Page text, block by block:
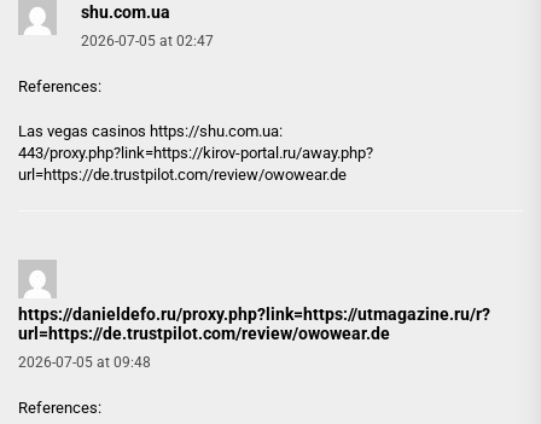
shu.com.ua
2026-07-05 at 02:47
References:
Las vegas casinos https://shu.com.ua:
443/proxy.php?link=https://kirov-portal.ru/away.php?
url=https://de.trustpilot.com/review/owowear.de
https://danieldefo.ru/proxy.php?link=https://utmagazine.ru/r?
url=https://de.trustpilot.com/review/owowear.de
2026-07-05 at 09:48
References: